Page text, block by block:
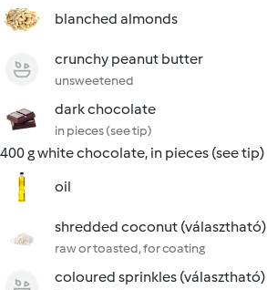
blanched almonds
crunchy peanut butter
unsweetened
dark chocolate
in pieces (see tip)
400 g white chocolate, in pieces (see tip)
oil
shredded coconut (választható)
raw or toasted, for coating
coloured sprinkles (választható)